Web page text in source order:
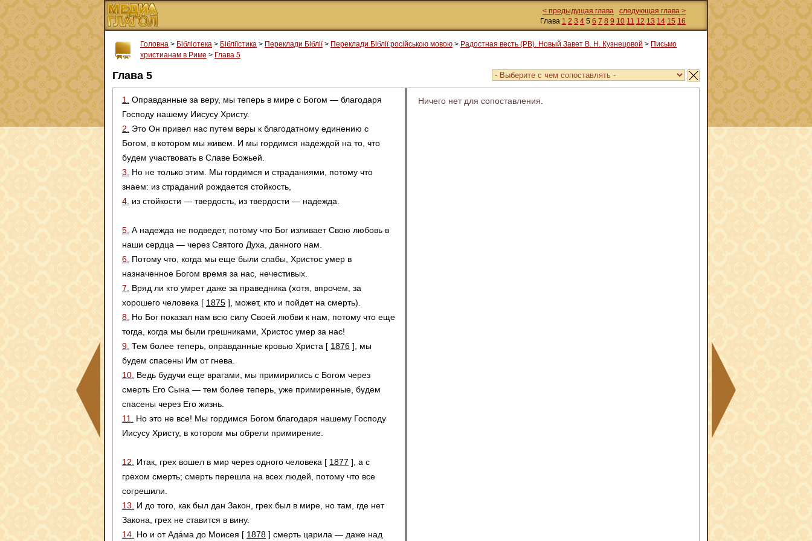
< предыдущая глава
следующая глава >
Глава 1 2 3 4 5 6 7 8 9 10 11 12 13 14 15 16
Головна > Бібліотека > Бібліїстика > Переклади Біблії> Переклади Біблії російською мовою > Радостная весть (РВ). Новый Завет В. Н. Кузнецовой > Письмо
христианам в Риме > Глава 5
Глава 5
1.
Оправданные за веру, мы теперь в мире с Богом — благодаря
Господу нашему Иисусу Христу.
2.
Это Он привел нас путем веры к благодатному единению с
Богом, в котором мы живем. И мы гордимся надеждой на то, что
будем участвовать в Славе Божьей.
3.
Но не только этим. Мы гордимся и страданиями, потому что
знаем: из страданий рождается стойкость,
4. из стойкости — твердость, из твердости — надежда.
5. А надежда не подведет, потому что Бог изливает Свою любовь в
наши сердца — через Святого Духа, данного нам.
6. Потому что, когда мы еще были слабы, Христос умер в
назначенное Богом время за нас, нечестивых.
7.
Вряд ли кто умрет даже за праведника (хотя, впрочем, за
хорошего человека [ 1875 ] , может, кто и пойдет на смерть).
8. Но Бог показал нам всю силу Своей любви к нам, потому что еще
тогда, когда мы были грешниками, Христос умер за нас!
9. Тем более теперь, оправданные кровью Христа [ 1876 ] , мы
будем спасены Им от гнева.
10. Ведь будучи еще врагами, мы примирились с Богом через
смерть Его Сына — тем более теперь, уже примиренные, будем
спасены через Его жизнь.
11.
Но это не все! Мы гордимся Богом благодаря нашему Господу
Иисусу Христу, в котором мы обрели примирение.
12. Итак, грех вошел в мир через одного человека [ 1877 ] , а с
грехом смерть; смерть перешла на всех людей, потому что все
согрешили.
13.
И до того, как был дан Закон, грех был в мире, но там, где нет
Закона, грех не ставится в вину.
14. Но и от Ада́ма до Моисея [ 1878 ] смерть царила — даже над
Ничего нет для сопоставления.